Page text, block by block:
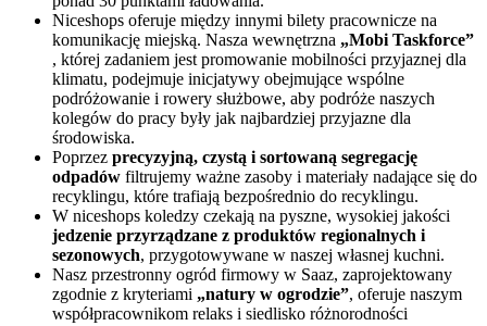
Niceshops oferuje między innymi bilety pracownicze na
komunikację miejską. Nasza wewnętrzna „Mobi Taskforce”
, której zadaniem jest promowanie mobilności przyjaznej dla
klimatu, podejmuje inicjatywy obejmujące wspólne
podróżowanie i rowery służbowe, aby podróże naszych
kolegów do pracy były jak najbardziej przyjazne dla
środowiska.
Poprzez precyzyjną, czystą i sortowaną segregację
odpadów filtrujemy ważne zasoby i materiały nadające się do
recyklingu, które trafiają bezpośrednio do recyklingu.
W niceshops koledzy czekają na pyszne, wysokiej jakości
jedzenie przyrządzane z produktów regionalnych i
sezonowych, przygotowywane w naszej własnej kuchni.
Nasz przestronny ogród firmowy w Saaz, zaprojektowany
zgodnie z kryteriami „natury w ogrodzie”, oferuje naszym
współpracownikom relaks i siedlisko różnorodności